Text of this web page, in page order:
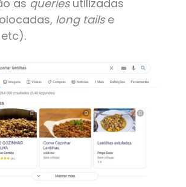
as queriesutilizadas
long tailse